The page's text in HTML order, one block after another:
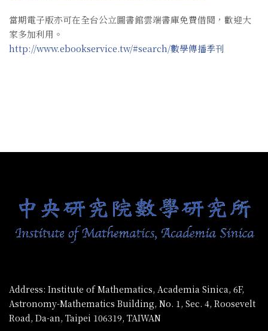
當期電子版亦可在全台公立圖書館雲端書庫免費借閱，歡迎大
家多加利用。
http://www.ebookservice.tw/#search/數學傳播季刊
Address: Institute of Mathematics, Academia Sinica, 6F,
Astronomy-Mathematics Building, No. 1, Sec. 4, Roosevelt
Road, Da-an, Taipei 106319, TAIWAN